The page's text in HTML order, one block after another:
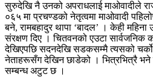
सुरुदेखि नै उनको अपराधलाई माओवादीले
०६५ मा प्रचण्डको नेतृत्वमा माओवादी
बने, रामबहादुर थापा ‘बादल’ । केही
संरक्षण दिए । चितवनको एउटा सार्वजनिक
देखिएपछि सदनदेखि सडकसम्मै त्यसको चर्को
नेताहरूसँग देखिन छाडेको । भित्रभित्रै भने
सम्बन्ध अटुट छ ।